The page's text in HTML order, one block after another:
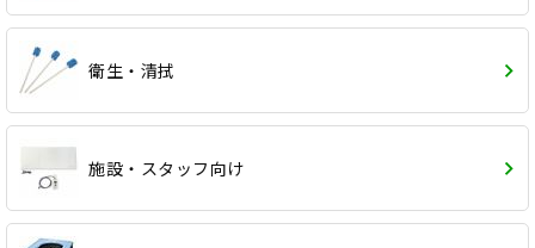
衛生・清拭
施設・スタッフ向け